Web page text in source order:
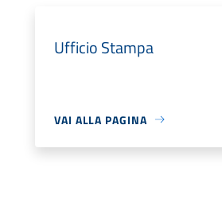
Ufficio Stampa
VAI ALLA PAGINA